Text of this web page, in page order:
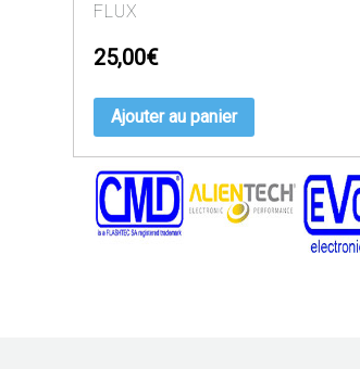
FLUX
25,00€
Ajouter au panier